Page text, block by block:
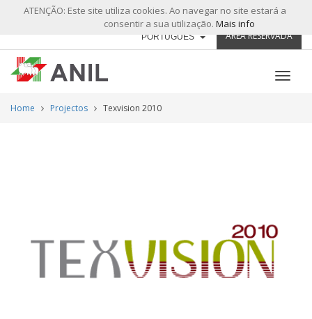
ATENÇÃO: Este site utiliza cookies. Ao navegar no site estará a
consentir a sua utilização. Mais info
ÁREA RESERVADA
PORTUGUÊS
Home Projectos Texvision 2010